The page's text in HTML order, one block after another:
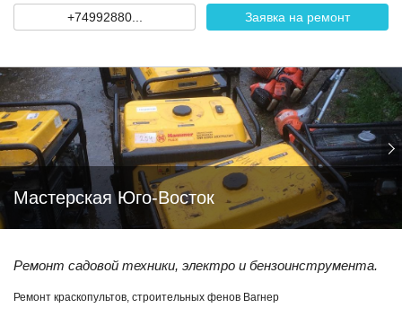
+74992880... Заявка на ремонт
Мастерская Юго-Восток
Ремонт садовой техники, электро и бензоинструмента.
Ремонт краскопультов, строительных фенов Вагнер